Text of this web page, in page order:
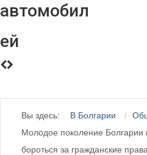
автомобил
ей
Вы здесь: В Болгарии
Молодое поколение Болгарии
бороться за гражданские права